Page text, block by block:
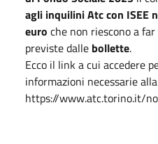
agli inquilini Atc con ISEE
euro che non riescono a
previste dalle bollette.
Ecco il link a cui accedere
informazioni necessarie
https://www.atc.torino.it/